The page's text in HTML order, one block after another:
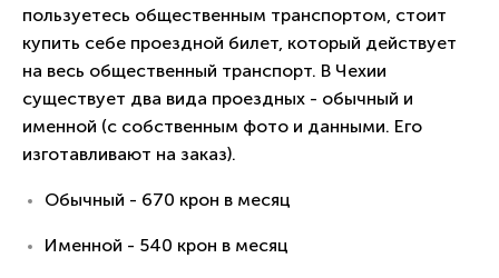
пользуетесь общественным транспортом, стоит
купить себе проездной билет, который действует
на весь общественный транспорт. В Чехии
существует два вида проездных - обычный и
именной (с собственным фото и данными. Его
изготавливают на заказ).
Обычный - 670 крон в месяц
Именной - 540 крон в месяц